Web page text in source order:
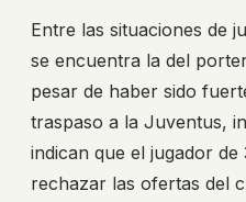
Entre las situaciones de
se encuentra la del
pesar de haber sido
traspaso a la Juventus,
indican que el jugador
rechazar las ofertas del